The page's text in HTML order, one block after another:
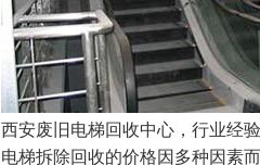
西安废旧电梯回收中心，行业经
电梯拆除回收的价格因多种因素